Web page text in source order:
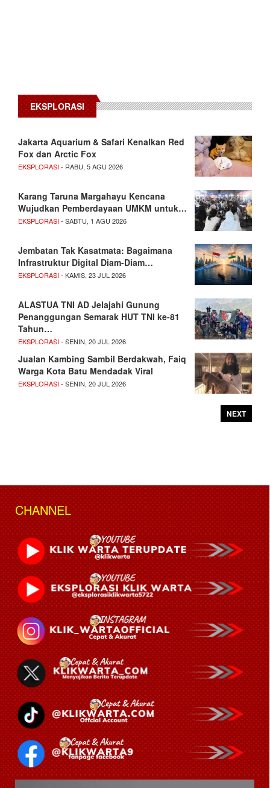
EKSPLORASI
Jakarta Aquarium & Safari Kenalkan Red
Fox dan Arctic Fox
EKSPLORASI- RABU, 5 AGU 2026
Karang Taruna Margahayu Kencana
Wujudkan Pemberdayaan UMKM untuk…
EKSPLORASI- SABTU, 1 AGU 2026
Jembatan Tak Kasatmata: Bagaimana
Infrastruktur Digital Diam-Diam…
EKSPLORASI- KAMIS, 23 JUL 2026
ALASTUA TNI AD Jelajahi Gunung
Penanggungan Semarak HUT TNI ke-81
Tahun…
EKSPLORASI- SENIN, 20 JUL 2026
Jualan Kambing Sambil Berdakwah, Faiq
Warga Kota Batu Mendadak Viral
EKSPLORASI- SENIN, 20 JUL 2026
NEXT
CHANNEL